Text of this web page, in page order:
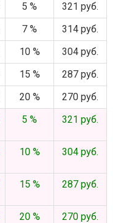
5 %
321 руб.
7 %
314 руб.
10 %
304 руб.
15 %
287 руб.
20 %
270 руб.
5 % 321 руб.
10 % 304 руб.
15 % 287 руб.
20 % 270 руб.